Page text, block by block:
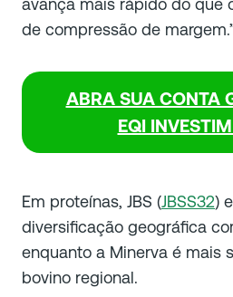
avança mais rápido do que
de compressão de
ABRA SUA CONTA
EQI
Em proteínas, JBS (JBSS32)
diversificação geográfica
enquanto a Minerva é mais
bovino regional.